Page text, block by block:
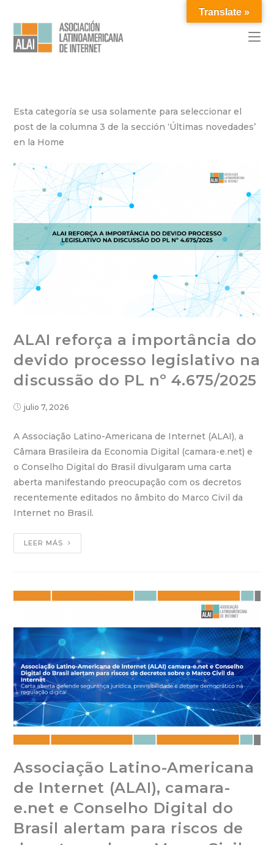
Esta categoría se usa solamente para seleccionar el
post de la columna 3 de la sección ‘Últimas novedades’
en la Home
ALAI reforça a importância do
devido processo legislativo na
discussão do PL nº 4.675/2025
julio 7, 2026
A Associação Latino-Americana de Internet (ALAI), a
Câmara Brasileira da Economia Digital (camara-e.net) e
o Conselho Digital do Brasil divulgaram uma carta
aberta manifestando preocupação com os decretos
recentemente editados no âmbito do Marco Civil da
Internet no Brasil.
LEER MÁS
Associação Latino-Americana
de Internet (ALAI), camara-
e.net e Conselho Digital do
Brasil alertam para riscos de
Translate »